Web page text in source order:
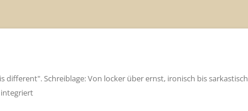
Schreiblage: Von locker über ernst, ironisch bis sarkastisch